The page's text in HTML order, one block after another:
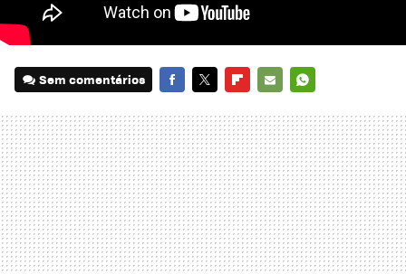
Sem comentários
MAIL